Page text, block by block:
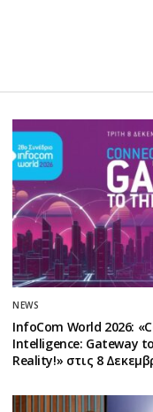
NEWS
InfoCom World 2026:
Intelligence: Gateway
Reality!» στις 8